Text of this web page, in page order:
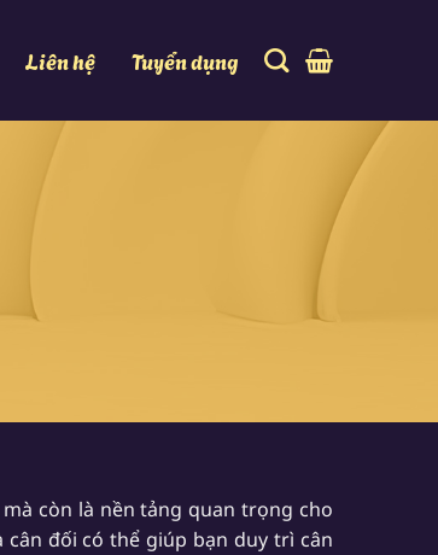
Liên hệ Tuyển dụng
còn là nền tảng quan trọng cho
đối có thể giúp bạn duy trì cân